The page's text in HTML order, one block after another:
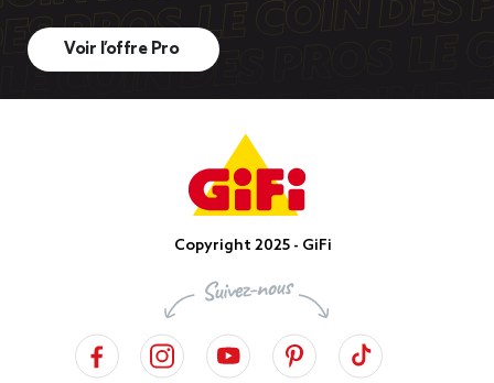
Voir l’offre Pro
Copyright 2025 - GiFi